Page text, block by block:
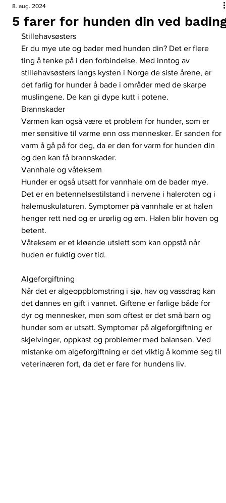
5 farer for hunden din ved
8. aug. 2024
Stillehavsøsters
Er du mye ute og bader med hunden din? Det er flere
ting å tenke på i den forbindelse. Med inntog av
stillehavsøsters langs kysten i Norge de siste årene, er
det farlig for hunder å bade i områder med de skarpe
muslingene. De kan gi dype kutt i potene.
Brannskader
Varmen kan også være et problem for hunder, som er
mer sensitive til varme enn oss mennesker. Er sanden for
varm å gå på for deg, da er den for varm for hunden din
og den kan få brannskader.
Vannhale og våteksem
Hunder er også utsatt for vannhale om de bader mye.
Det er en betennelsestilstand i nervene i haleroten og i
halemuskulaturen. Symptomer på vannhale er at halen
henger rett ned og er urørlig og øm. Halen blir hoven og
betent.
Våteksem er et kløende utslett som kan oppstå når
huden er fuktig over tid.
Algeforgiftning
Når det er algeoppblomstring i sjø, hav og vassdrag kan
det dannes en gift i vannet. Giftene er farlige både for
dyr og mennesker, men som oftest er det små barn og
hunder som er utsatt. Symptomer på algeforgiftning er
skjelvinger, oppkast og problemer med balansen. Ved
mistanke om algeforgiftning er det viktig å komme seg til
veterinæren fort, da det er fare for hundens liv.